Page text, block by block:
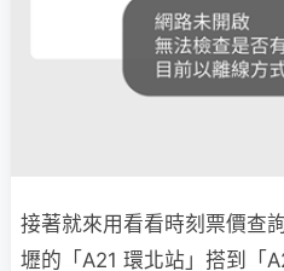
接著就來用看看時刻票價查
壢的「A21 環北站」搭到「